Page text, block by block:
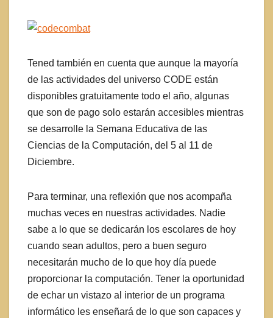
Tened también en cuenta que aunque la mayoría
de las actividades del universo CODE están
disponibles gratuitamente todo el año, algunas
que son de pago solo estarán accesibles mientras
se desarrolle la Semana Educativa de las
Ciencias de la Computación, del 5 al 11 de
Diciembre.
Para terminar, una reflexión que nos acompaña
muchas veces en nuestras actividades. Nadie
sabe a lo que se dedicarán los escolares de hoy
cuando sean adultos, pero a buen seguro
necesitarán mucho de lo que hoy día puede
proporcionar la computación. Tener la oportunidad
de echar un vistazo al interior de un programa
informático les enseñará de lo que son capaces y